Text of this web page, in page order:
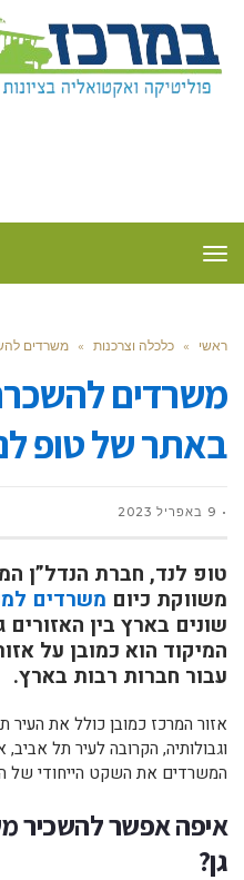
תפריט
ראשי » כלכלה וצרכנות » משרדים
משרדים
באתר של טופ
9 באפריל 2023
טופ לנד, חברת הנדל”ן
משווקת כיום משרדים
שונים בארץ בין
המיקוד הוא כמובן על
עבור חברות רבות בארץ.
אזור המרכז כמובן כולל את העיר
וגבולותיה, הקרובה לעיר תל
המשרדים את השקט הייחודי של
איפה אפשר להשכיר
גן?